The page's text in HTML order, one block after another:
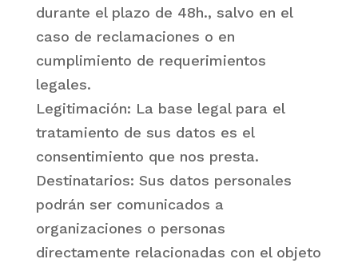
durante el plazo de 48h., salvo en el
caso de reclamaciones o en
cumplimiento de requerimientos
legales.
Legitimación: La base legal para el
tratamiento de sus datos es el
consentimiento que nos presta.
Destinatarios: Sus datos personales
podrán ser comunicados a
organizaciones o personas
directamente relacionadas con el objeto